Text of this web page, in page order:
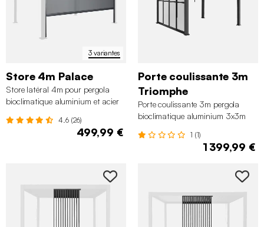
3 variantes
Store 4m Palace
Store latéral 4m pour pergola
bioclimatique aluminium et acier
4.6 (26)
499,99 €
Porte coulissante 3m
Triomphe
Porte coulissante 3m pergola
bioclimatique aluminium 3x3m
1 (1)
1 399,99 €